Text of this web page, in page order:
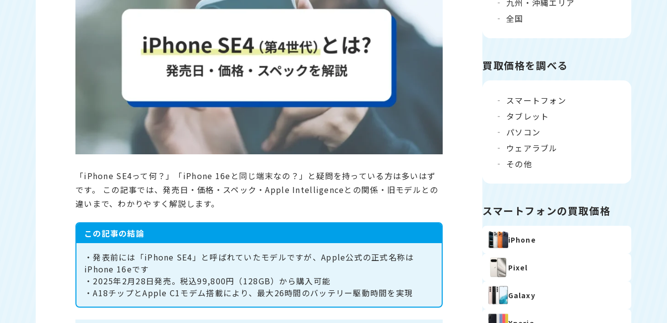
「iPhone SE4って何？」「iPhone 16eと同じ端末なの？」と疑問を持っている方は多いはず
です。 この記事では、発売日・価格・スペック・Apple Intelligenceとの関係・旧モデルとの
違いまで、わかりやすく解説します。
この記事の結論
・発表前には「iPhone SE4」と呼ばれていたモデルですが、Apple公式の正式名称は
iPhone 16eです
・2025年2月28日発売。税込99,800円（128GB）から購入可能
・A18チップとApple C1モデム搭載により、最大26時間のバッテリー駆動時間を実現
九州・沖縄エリア
全国
買取価格を調べる
スマートフォン
タブレット
パソコン
ウェアラブル
その他
スマートフォンの買取価格
iPhone
Pixel
Galaxy